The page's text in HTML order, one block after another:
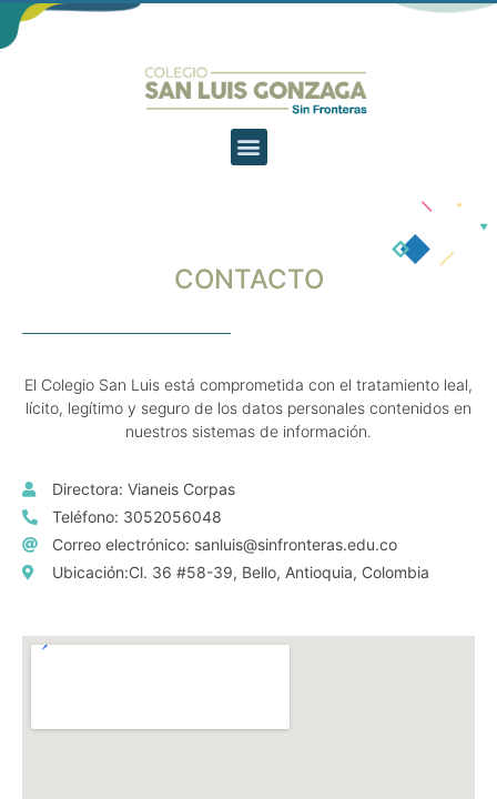
CONTACTO
El Colegio San Luis está comprometida con el tratamiento leal,
lícito, legítimo y seguro de los datos personales contenidos en
nuestros sistemas de información.
Directora: Vianeis Corpas
Teléfono: 3052056048
Correo electrónico: sanluis@sinfronteras.edu.co
Ubicación:Cl. 36 #58-39, Bello, Antioquia, Colombia